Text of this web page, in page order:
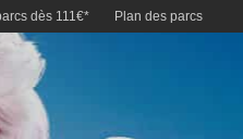
dès 111€* Plan des parcs